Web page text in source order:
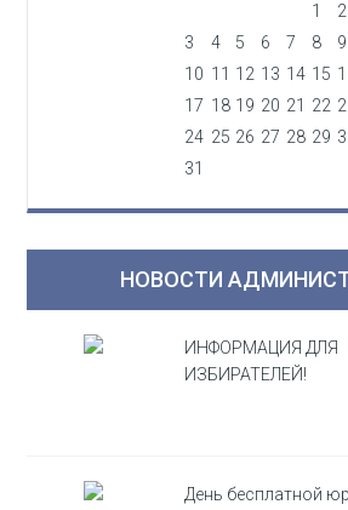
1
2
3
4 5 6 7 8
9
10 11 12 13 14 15
17 18 19 20 21 22
24 25 26 27 28 29
31
НОВОСТИ
ИНФОРМАЦИЯ ДЛЯ
ИЗБИРАТЕЛЕЙ!
День бесплатной